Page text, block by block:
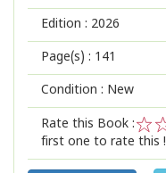
Edition : 2026
Page(s) : 141
Condition : New
Rate this Book :
2
1
first one to rate this !